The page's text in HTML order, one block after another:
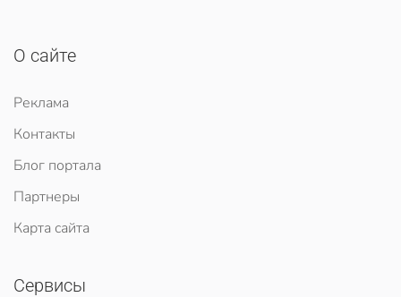
О сайте
Реклама
Контакты
Блог портала
Партнеры
Карта сайта
Сервисы